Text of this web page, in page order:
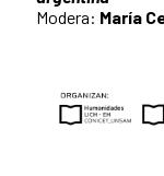
Modera: María